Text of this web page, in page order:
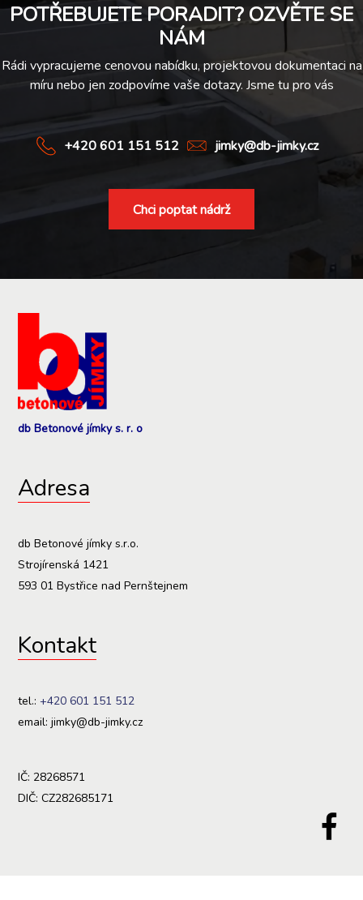
POTŘEBUJETE PORADIT? OZVĚTE SE
NÁM
Rádi vypracujeme cenovou nabídku, projektovou dokumentaci na
míru nebo jen zodpovíme vaše dotazy. Jsme tu pro vás
+420 601 151 512 jimky@db-jimky.cz
Chci poptat nádrž
db Betonové jímky s. r. o
Adresa
db Betonové jímky s.r.o.
Strojírenská 1421
593 01 Bystřice nad Pernštejnem
Kontakt
tel.: +420 601 151 512
email: jimky@db-jimky.cz
IČ: 28268571
DIČ: CZ282685171